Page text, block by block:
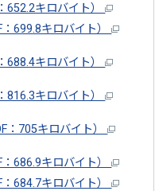
652.2キロバイト）
：699.8キロバイト）
688.4キロバイト）
816.3キロバイト）
：705キロバイト）
：686.9キロバイト）
：684.7キロバイト）